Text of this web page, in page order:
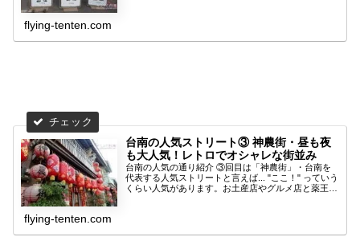
flying-tenten.com
台南の人気ストリート③ 神農街・昼も夜
も大人気！レトロでオシャレな街並み
台南の人気の通り紹介 ③回目は「神農街」・台南を
代表する人気ストリートと言えば... "ここ！" っていう
くらい人気があります。お土産店やグルメ店と薬王廟
flying-tenten.com